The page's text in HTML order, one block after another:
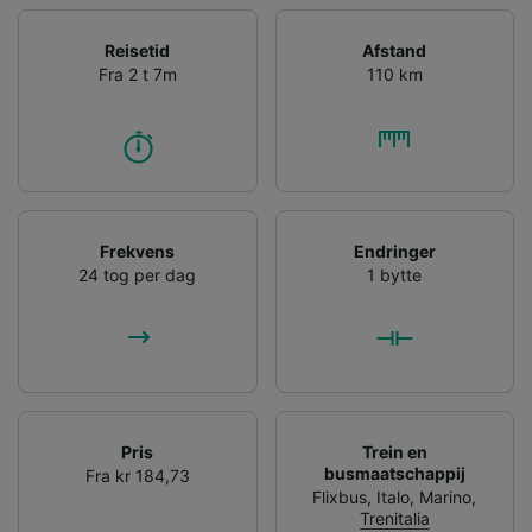
Reisetid
Fra 2 t 7m
Afstand
110 km
Frekvens
24 tog per dag
Endringer
1 bytte
Pris
Fra kr 184,73
Trein en
busmaatschappij
Flixbus, Italo, Marino,
Trenitalia